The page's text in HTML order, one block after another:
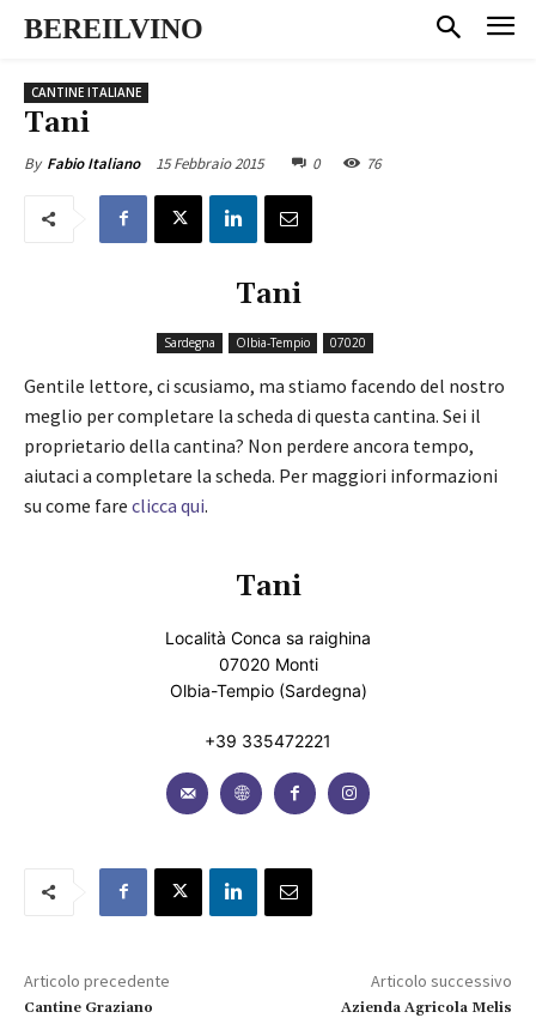
BEREILVINO
CANTINE ITALIANE
Tani
By Fabio Italiano 15 Febbraio 2015 0 76
Tani
Sardegna Olbia-Tempio 07020
Gentile lettore, ci scusiamo, ma stiamo facendo del nostro
meglio per completare la scheda di questa cantina. Sei il
proprietario della cantina? Non perdere ancora tempo,
aiutaci a completare la scheda. Per maggiori informazioni
su come fare clicca qui.
Tani
Località Conca sa raighina
07020 Monti
Olbia-Tempio (Sardegna)
+39 335472221
Articolo precedente
Cantine Graziano
Articolo successivo
Azienda Agricola Melis